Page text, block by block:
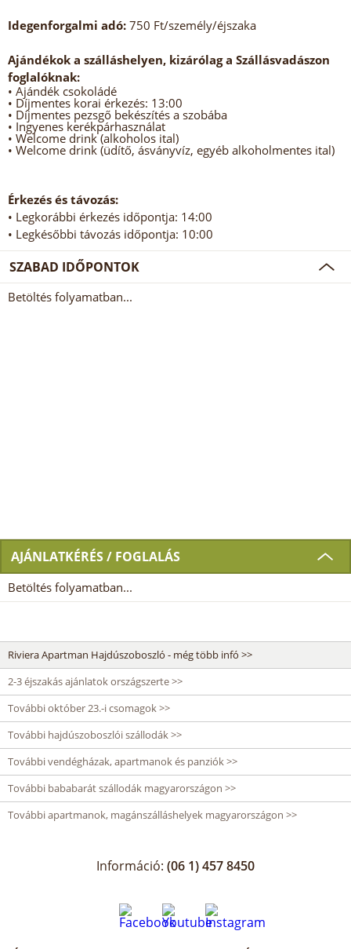
Idegenforgalmi adó: 750 Ft/személy/éjszaka
Ajándékok a szálláshelyen, kizárólag a Szállásvadászon
foglalóknak:
• Ajándék csokoládé
• Díjmentes korai érkezés: 13:00
• Díjmentes pezsgő bekészítés a szobába
• Ingyenes kerékpárhasználat
• Welcome drink (alkoholos ital)
• Welcome drink (üdítő, ásványvíz, egyéb alkoholmentes ital)
Érkezés és távozás:
• Legkorábbi érkezés időpontja: 14:00
• Legkésőbbi távozás időpontja: 10:00
SZABAD IDŐPONTOK
Betöltés folyamatban...
AJÁNLATKÉRÉS / FOGLALÁS
Betöltés folyamatban...
Riviera Apartman Hajdúszoboszló - még több infó >>
2-3 éjszakás ajánlatok országszerte >>
További október 23.-i csomagok >>
További hajdúszoboszlói szállodák >>
További vendégházak, apartmanok és panziók >>
További bababarát szállodák magyarországon >>
További apartmanok, magánszálláshelyek magyarországon >>
Információ: (06 1) 457 8450